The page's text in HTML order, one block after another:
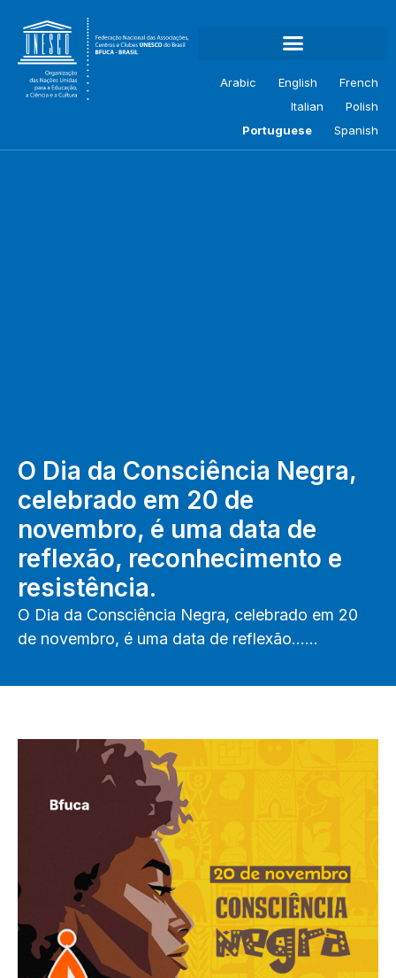
Arabic English
French
Italian
Polish
Portuguese
Spanish
O Dia da Consciência Negra,
celebrado em 20 de
novembro, é uma data de
reflexão, reconhecimento e
resistência.
O Dia da Consciência Negra, celebrado em 20
de novembro, é uma data de reflexão……